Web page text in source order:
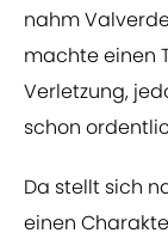
nahm
machte einen
Verletzung,
schon
Da stellt sich
einen